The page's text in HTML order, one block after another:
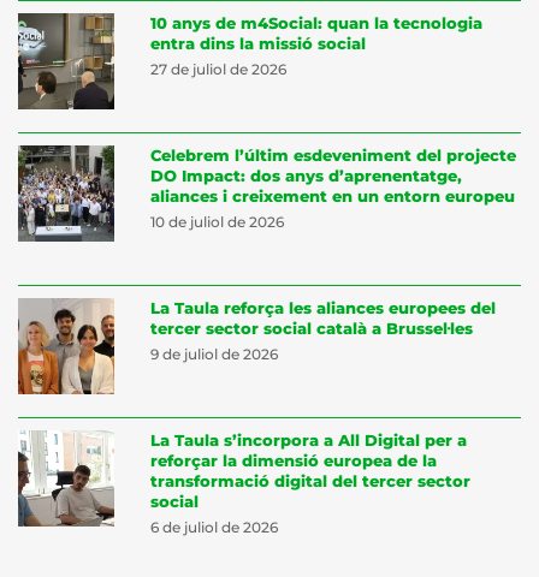
10 anys de m4Social: quan la tecnologia
entra dins la missió social
27 de juliol de 2026
Celebrem l’últim esdeveniment del projecte
DO Impact: dos anys d’aprenentatge,
aliances i creixement en un entorn europeu
10 de juliol de 2026
La Taula reforça les aliances europees del
tercer sector social català a Brussel·les
9 de juliol de 2026
La Taula s’incorpora a All Digital per a
reforçar la dimensió europea de la
transformació digital del tercer sector
social
6 de juliol de 2026